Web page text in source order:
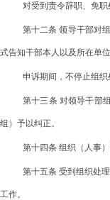
对受到责令辞职、免
第十二条 领导干部对
式告知干部本人以及所在单
申诉期间，不停止组织
第十三条 对领导干部
组）予以纠正。
第十四条 组织（人事
第十五条 受到组织处
工作。